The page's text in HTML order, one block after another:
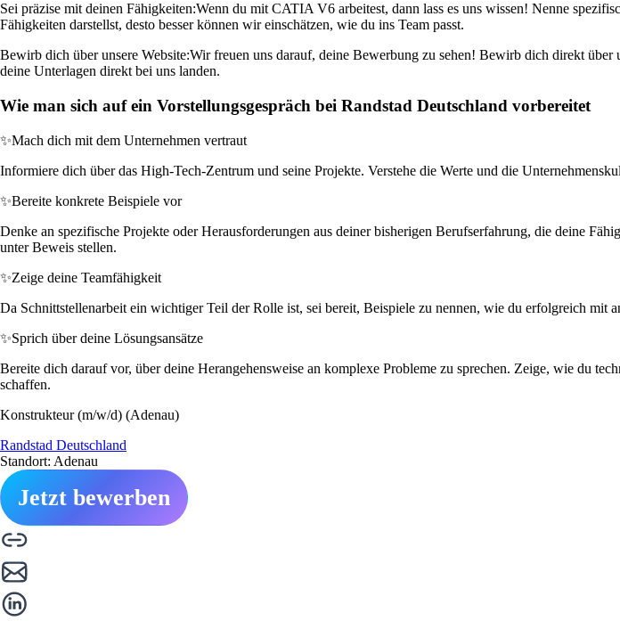
Sei präzise mit deinen Fähigkeiten:Wenn du mit CATIA V6 arbeitest, dann lass es uns wissen! Nenne
Fähigkeiten darstellst, desto besser können wir einschätzen, wie du ins Team passt.
Bewirb dich über unsere Website:Wir freuen uns darauf, deine Bewerbung zu sehen! Bewirb dich direkt
deine Unterlagen direkt bei uns landen.
Wie man sich auf ein Vorstellungsgespräch bei Randstad Deutschland vorbereitet
✨Mach dich mit dem Unternehmen vertraut
Informiere dich über das High-Tech-Zentrum und seine Projekte. Verstehe die Werte und die
✨Bereite konkrete Beispiele vor
Denke an spezifische Projekte oder Herausforderungen aus deiner bisherigen Berufserfahrung, die deine
unter Beweis stellen.
✨Zeige deine Teamfähigkeit
Da Schnittstellenarbeit ein wichtiger Teil der Rolle ist, sei bereit, Beispiele zu nennen, wie du erfolgreich mit
✨Sprich über deine Lösungsansätze
Bereite dich darauf vor, über deine Herangehensweise an komplexe Probleme zu sprechen. Zeige, wie du
schaffen.
Konstrukteur (m/w/d) (Adenau)
Randstad Deutschland
Standort: Adenau
Jetzt bewerben